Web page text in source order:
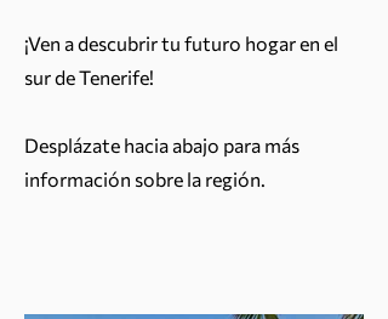
¡Ven a descubrir tu futuro hogar en el
sur de Tenerife!
Desplázate hacia abajo para más
información sobre la región.